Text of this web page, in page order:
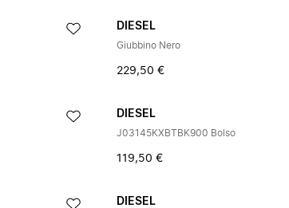
DIESEL
Giubbino Nero
229,50 €
DIESEL
J03145KXBTBK900 Bolso
119,50 €
DIESEL